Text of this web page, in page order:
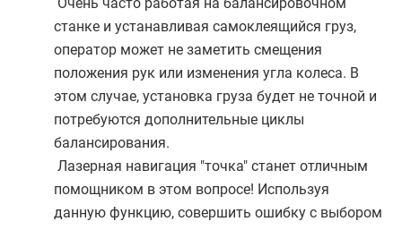
станке и устанавливая самоклеящийся груз,
оператор может не заметить смещения
положения рук или изменения угла колеса. В
этом случае, установка груза будет не точной и
потребуются дополнительные циклы
балансирования.
Лазерная навигация "точка" станет отличным
помощником в этом вопросе! Используя
данную функцию, совершить ошибку с выбором